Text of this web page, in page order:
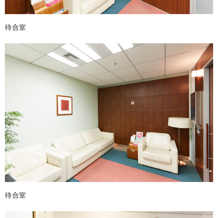
待合室
待合室